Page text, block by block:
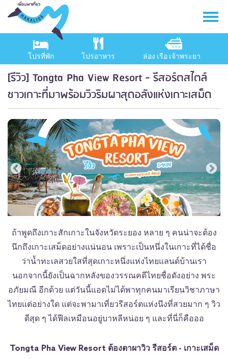
โปรที่พัก โปรอาหาร ล่อง เรือ เจ้าพระยา
[รีวิว] Tongta Pha View Resort - รีสอร์ตสไตล์
ชาวเกาะที่มาพร้อมวิวริมผาสุดอลังแห่งเกาะเสม็ด
ถ้าพูดถึงเกาะสักเกาะในจังหวัดระยอง หลาย ๆ คนน่าจะต้อง
นึกถึงเกาะเสม็ดอย่างแน่นอน เพราะเป็นหนึ่งในเกาะที่ได้ชื่อ
ว่าน้ำทะเลสวยใสที่สุดเกาะหนึ่งแห่งไทยแลนด์บ้านเรา
นอกจากนี้ยังเป็นฉากหลังของวรรณคดีไทยชื่อดังอย่าง พระ
อภัยมณี อีกด้วย แต่วันนี้แอดไม่ได้พาทุกคนมาเรียนวิชาภาษา
ไทยแต่อย่างใด แต่จะพามาเที่ยวรีสอร์ตแห่งนึงที่สวยมาก ๆ วิว
ดีสุด ๆ ได้ฟีลเหมือนอยู่บาหลีหน่อย ๆ และที่นี่ก็คือออ
Tongta Pha View Resort ต้องตาผาวิว รีสอร์ต - เกาะเสม็ด